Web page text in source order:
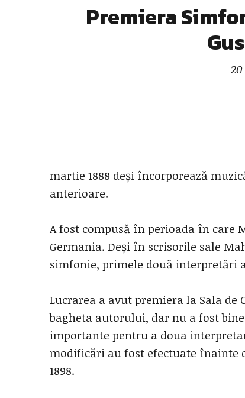
Premiera
martie 1888 deși încorporează
anterioare.
A fost compusă în perioada în care
Germania. Deși în scrisorile sale
simfonie, primele două interpretări
Lucrarea a avut premiera la Sala de
bagheta autorului, dar nu a fost
importante pentru a doua
modificări au fost efectuate
1898.